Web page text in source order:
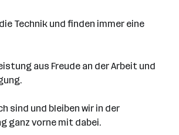
Technik und finden immer eine
aus Freude an der Arbeit und
sind und bleiben wir in der
ganz vorne mit dabei.